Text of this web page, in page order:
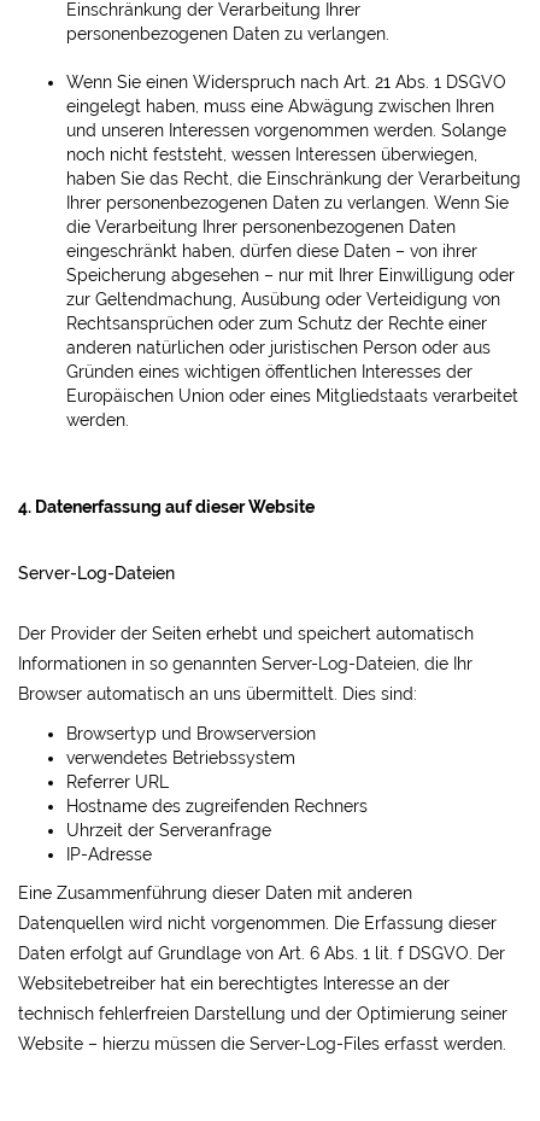
Einschränkung der Verarbeitung Ihrer
personenbezogenen Daten zu verlangen.
Wenn Sie einen Widerspruch nach Art. 21 Abs. 1 DSGVO
eingelegt haben, muss eine Abwägung zwischen Ihren
und unseren Interessen vorgenommen werden. Solange
noch nicht feststeht, wessen Interessen überwiegen,
haben Sie das Recht, die Einschränkung der Verarbeitung
Ihrer personenbezogenen Daten zu verlangen. Wenn Sie
die Verarbeitung Ihrer personenbezogenen Daten
eingeschränkt haben, dürfen diese Daten – von ihrer
Speicherung abgesehen – nur mit Ihrer Einwilligung oder
zur Geltendmachung, Ausübung oder Verteidigung von
Rechtsansprüchen oder zum Schutz der Rechte einer
anderen natürlichen oder juristischen Person oder aus
Gründen eines wichtigen öffentlichen Interesses der
Europäischen Union oder eines Mitgliedstaats verarbeitet
werden.
4. Datenerfassung auf dieser Website
Server-Log-Dateien
Der Provider der Seiten erhebt und speichert automatisch
Informationen in so genannten Server-Log-Dateien, die Ihr
Browser automatisch an uns übermittelt. Dies sind:
Browsertyp und Browserversion
verwendetes Betriebssystem
Referrer URL
Hostname des zugreifenden Rechners
Uhrzeit der Serveranfrage
IP-Adresse
Eine Zusammenführung dieser Daten mit anderen
Datenquellen wird nicht vorgenommen. Die Erfassung dieser
Daten erfolgt auf Grundlage von Art. 6 Abs. 1 lit. f DSGVO. Der
Websitebetreiber hat ein berechtigtes Interesse an der
technisch fehlerfreien Darstellung und der Optimierung seiner
Website – hierzu müssen die Server-Log-Files erfasst werden.